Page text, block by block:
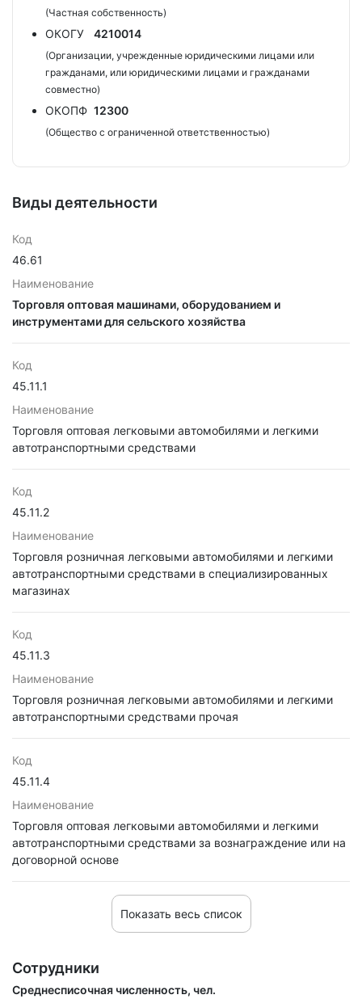
(Частная собственность)
ОКОГУ 4210014
(Организации, учрежденные юридическими лицами или
гражданами, или юридическими лицами и гражданами
совместно)
ОКОПФ 12300
(Общество с ограниченной ответственностью)
Виды деятельности
Код
46.61
Наименование
Торговля оптовая машинами, оборудованием и
инструментами для сельского хозяйства
Код
45.11.1
Наименование
Торговля оптовая легковыми автомобилями и легкими
автотранспортными средствами
Код
45.11.2
Наименование
Торговля розничная легковыми автомобилями и легкими
автотранспортными средствами в специализированных
магазинах
Код
45.11.3
Наименование
Торговля розничная легковыми автомобилями и легкими
автотранспортными средствами прочая
Код
45.11.4
Наименование
Торговля оптовая легковыми автомобилями и легкими
автотранспортными средствами за вознаграждение или на
договорной основе
Показать весь список
Сотрудники
Среднесписочная численность, чел.